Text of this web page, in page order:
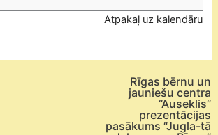
Atpakaļ uz kalendāru
Rīgas bērnu un
jauniešu centra
“Auseklis”
prezentācijas
pasākums “Jugla-tā